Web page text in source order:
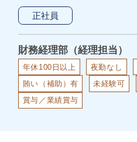
正社員
財務経理部（経理担当）
年休100日以上 夜勤なし
賄い（補助）有
未経験可
賞与／業績賞与